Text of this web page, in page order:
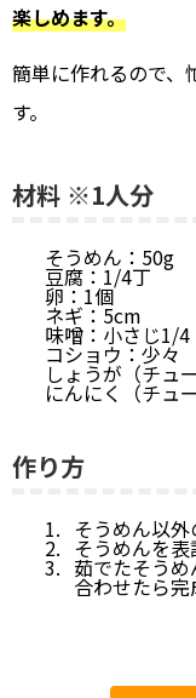
楽しめます。
簡単に作れるので、
す。
材料 ※1人分
そうめん：50g
豆腐：1/4丁
卵：1個
ネギ：5cm
味噌：小さじ1/4
コショウ：少々
しょうが（チュ
にんにく（チュ
作り方
そうめん以
そうめんを
茹でたそう
合わせたら完